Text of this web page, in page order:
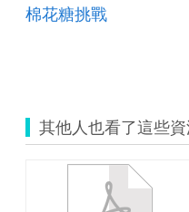
棉花糖挑戰
其他人也看了這些